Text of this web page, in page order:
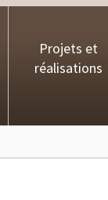
Projets et
réalisations